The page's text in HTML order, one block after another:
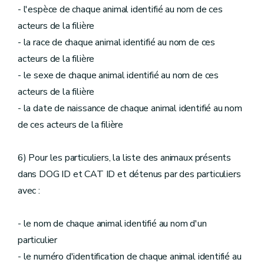
- l'espèce de chaque animal identifié au nom de ces
acteurs de la filière
- la race de chaque animal identifié au nom de ces
acteurs de la filière
- le sexe de chaque animal identifié au nom de ces
acteurs de la filière
- la date de naissance de chaque animal identifié au nom
de ces acteurs de la filière
6) Pour les particuliers, la liste des animaux présents
dans DOG ID et CAT ID et détenus par des particuliers
avec :
- le nom de chaque animal identifié au nom d'un
particulier
- le numéro d'identification de chaque animal identifié au